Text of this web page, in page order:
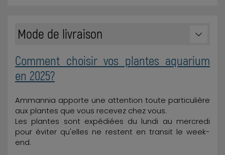
Mode de livraison
Comment choisir vos plantes aquarium
en 2025?
Ammannia apporte une attention toute particulière
aux plantes que vous recevez chez vous.
Les plantes sont expédiées du lundi au mercredi
pour éviter qu'elles ne restent en transit le week-
end.